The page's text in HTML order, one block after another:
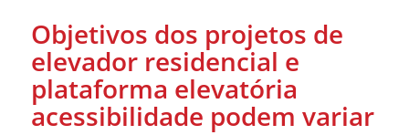
Objetivos dos projetos de
elevador residencial e
plataforma elevatória
acessibilidade podem variar